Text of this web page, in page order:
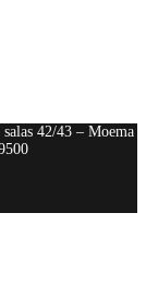
42/43 – Moema